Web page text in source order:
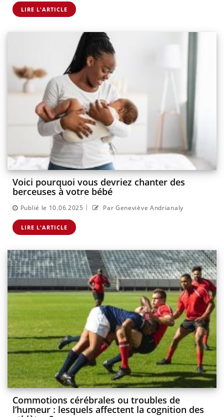
LIRE L'ARTICLE
Voici pourquoi vous devriez chanter des
berceuses à votre bébé
Publié le 10.06.2025 | Par Geneviève Andrianaly
LIRE L'ARTICLE
Commotions cérébrales ou troubles de
l’humeur : lesquels affectent la cognition des